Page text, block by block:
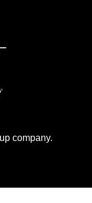
company.